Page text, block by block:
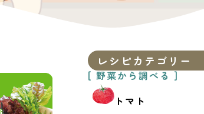
レシピカテゴリー
[ 野菜から調べる ]
トマト